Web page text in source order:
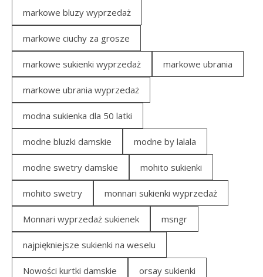
markowe bluzy wyprzedaż
markowe ciuchy za grosze
markowe sukienki wyprzedaż markowe ubrania
markowe ubrania wyprzedaż
modna sukienka dla 50 latki
modne bluzki damskie modne by lalala
modne swetry damskie mohito sukienki
mohito swetry monnari sukienki wyprzedaż
Monnari wyprzedaż sukienek msngr
najpiękniejsze sukienki na weselu
Nowości kurtki damskie orsay sukienki